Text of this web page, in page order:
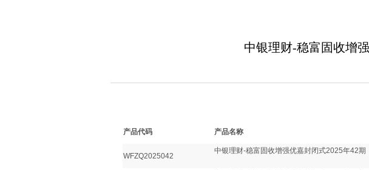
中银理财-稳富固收增
产品代码 产品名称
WFZQ2025042
中银理财-稳富固收增强优嘉封闭式2025年42期